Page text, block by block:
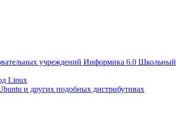
учреждений Информика 6.0 Школьный
Linux
и других подобных дистрибутивах